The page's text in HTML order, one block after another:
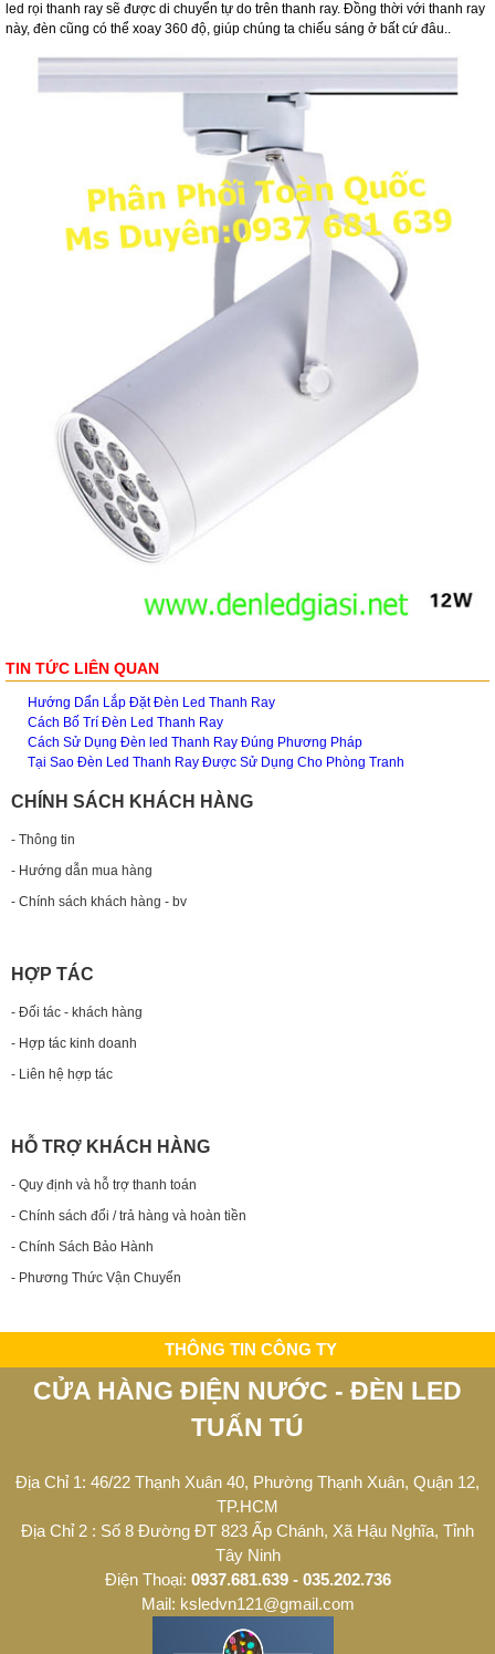
led rọi thanh ray sẽ được di chuyển tự do trên thanh ray. Đồng thời với thanh ray
này, đèn cũng có thể xoay 360 độ, giúp chúng ta chiếu sáng ở bất cứ đâu..
TIN TỨC LIÊN QUAN
Hướng Dẩn Lắp Đặt Đèn Led Thanh Ray
Cách Bố Trí Đèn Led Thanh Ray
Cách Sử Dụng Đèn led Thanh Ray Đúng Phương Pháp
Tại Sao Đèn Led Thanh Ray Được Sử Dụng Cho Phòng Tranh
CHÍNH SÁCH KHÁCH HÀNG
- Thông tin
- Hướng dẫn mua hàng
- Chính sách khách hàng - bv
HỢP TÁC
- Đối tác - khách hàng
- Hợp tác kinh doanh
- Liên hệ hợp tác
HỖ TRỢ KHÁCH HÀNG
- Quy định và hỗ trợ thanh toán
- Chính sách đổi / trả hàng và hoàn tiền
- Chính Sách Bảo Hành
- Phương Thức Vận Chuyển
THÔNG TIN CÔNG TY
CỬA HÀNG ĐIỆN NƯỚC - ĐÈN LED
TUẤN TÚ
Địa Chỉ 1: 46/22 Thạnh Xuân 40, Phường Thạnh Xuân, Quận 12,
TP.HCM
Địa Chỉ 2 : Số 8 Đường ĐT 823 Ấp Chánh, Xã Hậu Nghĩa, Tỉnh
Tây Ninh
Điện Thoại: 0937.681.639 - 035.202.736
Mail: ksledvn121@gmail.com